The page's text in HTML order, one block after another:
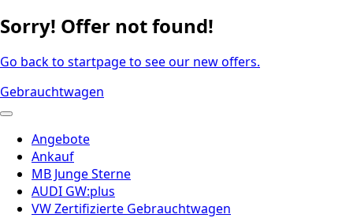
Sorry! Offer not found!
Go back to startpage to see our new offers.
Gebrauchtwagen
Angebote
Ankauf
MB Junge Sterne
AUDI GW:plus
VW Zertifizierte Gebrauchtwagen